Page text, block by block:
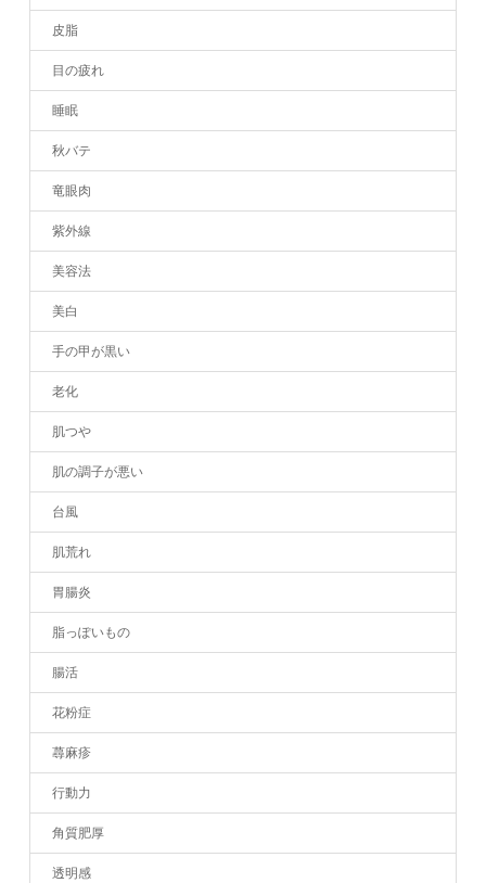
皮脂
目の疲れ
睡眠
秋バテ
竜眼肉
紫外線
美容法
美白
手の甲が黒い
老化
肌つや
肌の調子が悪い
台風
肌荒れ
胃腸炎
脂っぽいもの
腸活
花粉症
蕁麻疹
行動力
角質肥厚
透明感